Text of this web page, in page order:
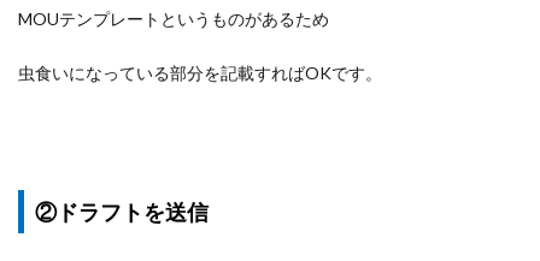
MOUテンプレートというものがあるため
虫食いになっている部分を記載すればOKです。
②ドラフトを送信